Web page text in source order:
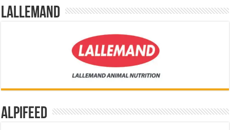
Lallemand
Alpifeed